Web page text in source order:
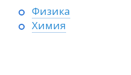
Физика
Химия